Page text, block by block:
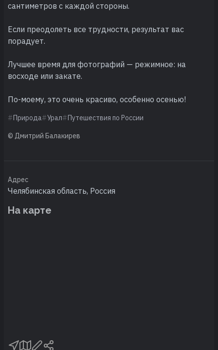
сантиметров с каждой стороны.
Если преодолеть все трудности, результат вас
порадует.
Лучшее время для фотографий — режимное: на
восходе или закате.
По-моему, это очень красиво, особенно осенью!
Природа Урал Путешествия по России
© Дмитрий Балакирев
Адрес
Челябинская область, Россия
На карте